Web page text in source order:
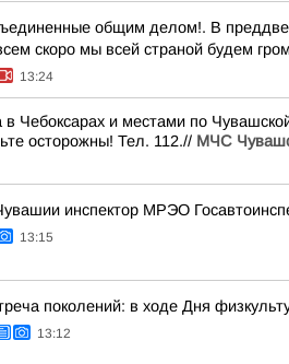
общим делом!. В
скоро мы всей страной будем
13:24
в Чебоксарах и местами по
осторожны! Тел. 112.// МЧС
инспектор МРЭО
13:15
поколений: в ходе Дня
13:12